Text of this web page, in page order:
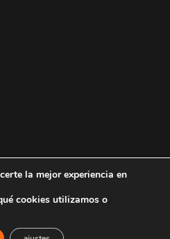
y soltero
la mejor experiencia en
cookies utilizamos o